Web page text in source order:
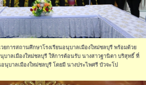
การสถานศึกษาโรงเรียนอนุบาลเมืองใหม่ชลบุรี พร้อมด้วย
บาลเมืองใหม่ชลบุรี ให้การต้อนรับ นางสาวฐานิตา บริสุทธิ์ ที่
นุบาลเมืองใหม่ชลบุรี โดยมี นางประไพศรี บัวจะโป